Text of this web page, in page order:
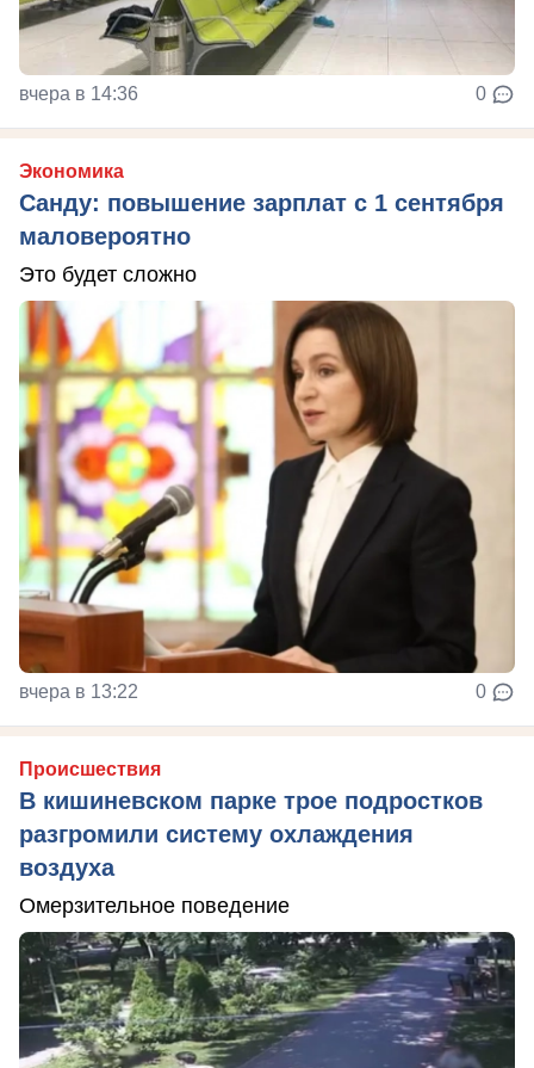
вчера в 14:36 0
Экономика
Санду: повышение зарплат с 1 сентября
маловероятно
Это будет сложно
вчера в 13:22 0
Происшествия
В кишиневском парке трое подростков
разгромили систему охлаждения
воздуха
Омерзительное поведение